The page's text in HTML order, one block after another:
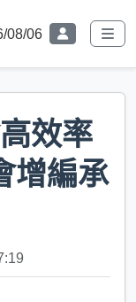
08/06
效率
增編承